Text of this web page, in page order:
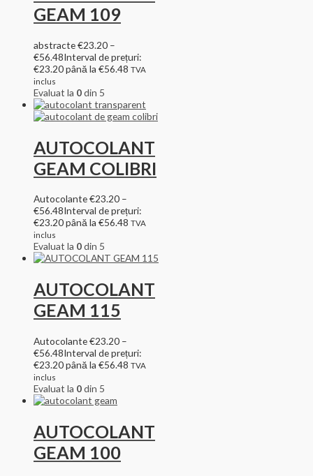
GEAM 109
abstracte€23.20 –
€56.48Interval de prețuri:
€23.20 până la €56.48 TVA
inclus
Evaluat la 0din 5
AUTOCOLANT
GEAM COLIBRI
Autocolante€23.20 –
€56.48Interval de prețuri:
€23.20 până la €56.48 TVA
inclus
Evaluat la 0din 5
AUTOCOLANT
GEAM 115
Autocolante€23.20 –
€56.48Interval de prețuri:
€23.20 până la €56.48 TVA
inclus
Evaluat la 0din 5
AUTOCOLANT
GEAM 100